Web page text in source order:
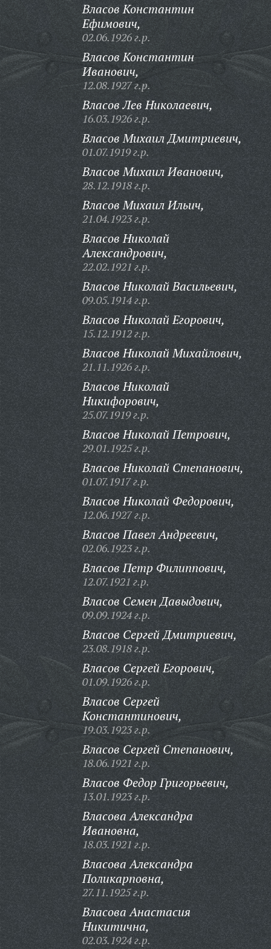
Власов Константин
Ефимович,
02.06.1926 г.р.
Власов Константин
Иванович,
12.08.1927 г.р.
Власов Лев Николаевич,
16.03.1926 г.р.
Власов Михаил Дмитриевич,
01.07.1919 г.р.
Власов Михаил Иванович,
28.12.1918 г.р.
Власов Михаил Ильич,
21.04.1923 г.р.
Власов Николай
Александрович,
22.02.1921 г.р.
Власов Николай Васильевич,
09.05.1914 г.р.
Власов Николай Егорович,
15.12.1912 г.р.
Власов Николай Михайлович,
21.11.1926 г.р.
Власов Николай
Никифорович,
25.07.1919 г.р.
Власов Николай Петрович,
29.01.1925 г.р.
Власов Николай Степанович,
01.07.1917 г.р.
Власов Николай Федорович,
12.06.1927 г.р.
Власов Павел Андреевич,
02.06.1923 г.р.
Власов Петр Филиппович,
12.07.1921 г.р.
Власов Семен Давыдович,
09.09.1924 г.р.
Власов Сергей Дмитриевич,
23.08.1918 г.р.
Власов Сергей Егорович,
01.09.1926 г.р.
Власов Сергей
Константинович,
19.03.1923 г.р.
Власов Сергей Степанович,
18.06.1921 г.р.
Власов Федор Григорьевич,
13.01.1923 г.р.
Власова Александра
Ивановна,
18.03.1921 г.р.
Власова Александра
Поликарповна,
27.11.1925 г.р.
Власова Анастасия
Никитична,
02.03.1924 г.р.